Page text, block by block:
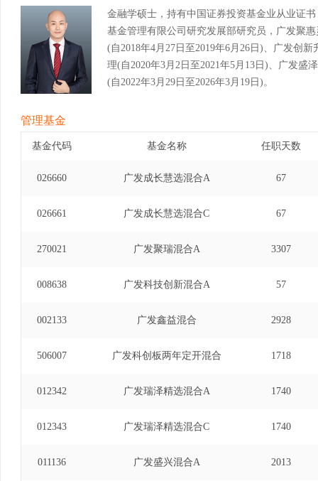
金融学硕士，持有中国证券投资基金业从业证
基金管理有限公司研究发展部研究员，广发聚
(自2018年4月27日至2019年6月26日)、广发创
理(自2020年3月2日至2021年5月13日)、广发盛
(自2022年3月29日至2026年3月19日)。
管理基金
基金代码 基金名称 任职天数
026660 广发成长慧选混合A 67
026661 广发成长慧选混合C 67
270021 广发聚瑞混合A 3307
008638 广发科技创新混合A 57
002133 广发鑫益混合 2928
506007 广发科创板两年定开混合 1718
012342 广发瑞泽精选混合A 1740
012343 广发瑞泽精选混合C 1740
011136 广发盛兴混合A 2013